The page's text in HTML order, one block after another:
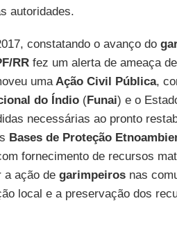
autoridades.
constatando o avanço do
RRfez um alerta de ameaça de
umaAção Civil Pública,
do Índio (Funai) e o
necessárias ao pronto
Bases de Proteção
fornecimento de recursos
a ação de garimpeirosnas
local e a preservação dos